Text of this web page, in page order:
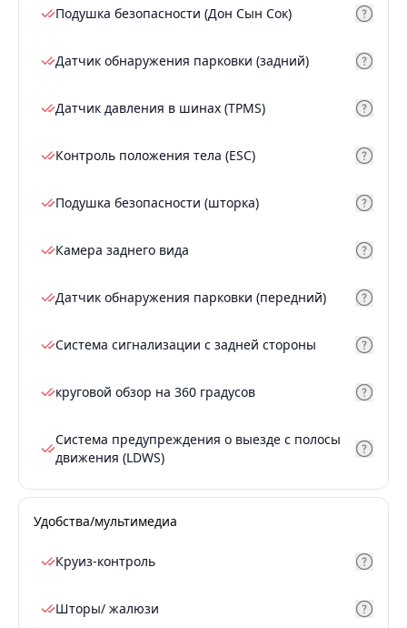
Подушка безопасности (Дон Сын Сок)
Датчик обнаружения парковки (задний)
Датчик давления в шинах (TPMS)
Контроль положения тела (ESC)
Подушка безопасности (шторка)
Камера заднего вида
Датчик обнаружения парковки (передний)
Система сигнализации с задней стороны
круговой обзор на 360 градусов
Система предупреждения о выезде с полосы
движения (LDWS)
Удобства/мультимедиа
Круиз-контроль
Шторы/ жалюзи